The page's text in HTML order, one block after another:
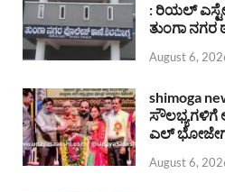
: ರಿಯಲ್
ತುಂಗಾ ನಗರ
August 6,
shimoga
ಸೌಲಭ್ಯಗಳಿಗೆ
ಎಲ್
August 6,